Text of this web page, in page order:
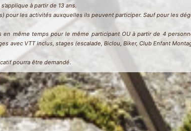
à partir de 13 ans.
pour les activités auxquelles ils peuvent participer. Sauf pour les
même temps pour le même participant OU à partir de 4
avec VTT inclus, stages (escalade, Biclou, Biker, Club Enfant
pourra être demandé.